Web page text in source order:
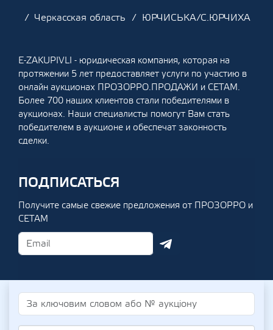
Черкасская область
ЮРЧИСЬКА/С.ЮРЧИХА
E-ZAKUPIVLI - юридическая компания, которая на
протяжении 5 лет предоставляет услуги по участию в
онлайн аукционах ПРОЗОРРО.ПРОДАЖИ и СЕТАМ.
Более 700 наших клиентов стали победителями в
аукционах. Наши специалисты помогут Вам стать
победителем в аукционе и обеспечат законность
сделки.
ПОДПИСАТЬСЯ
Получите самые свежие предложения от ПРОЗОРРО и
СЕТАМ